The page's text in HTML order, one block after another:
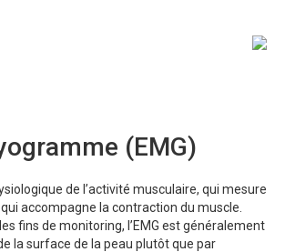
(EMG)
de l’activité musculaire, qui mesure
accompagne la contraction du muscle.
fins de monitoring, l’EMG est généralement
la surface de la peau plutôt que par